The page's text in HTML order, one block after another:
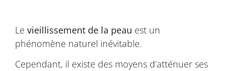
Le vieillissement de la peau est un
phénomène naturel inévitable.
Cependant, il existe des moyens d’atténuer ses